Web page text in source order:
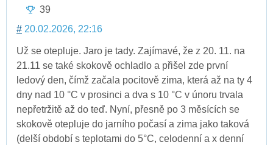
39
# 20.02.2026, 22:16
Už se otepluje. Jaro je tady. Zajímavé, že z 20. 11. na
21.11 se také skokově ochladlo a přišel zde první
ledový den, čímž začala pocitově zima, která až na ty 4
dny nad 10 °C v prosinci a dva s 10 °C v únoru trvala
nepřetržitě až do teď. Nyní, přesně po 3 měsících se
skokově otepluje do jarního počasí a zima jako taková
(delší období s teplotami do 5°C, celodenní a x denní